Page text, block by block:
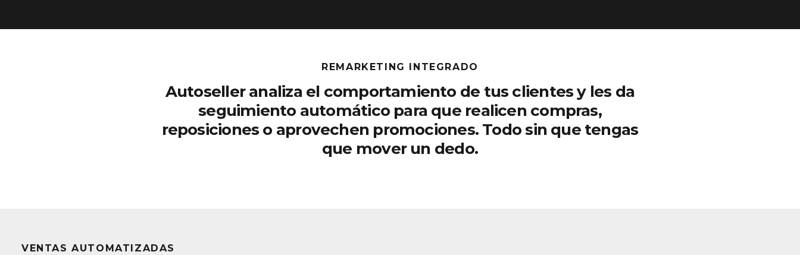
REMARKETING INTEGRADO
Autoseller analiza el comportamiento de tus clientes y les da
seguimiento automático para que realicen compras,
reposiciones o aprovechen promociones. Todo sin que tengas
que mover un dedo.
VENTAS AUTOMATIZADAS